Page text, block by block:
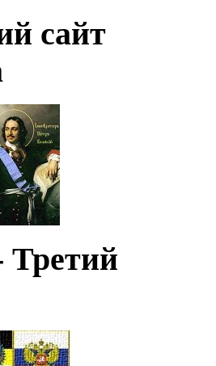
сайт
Третий